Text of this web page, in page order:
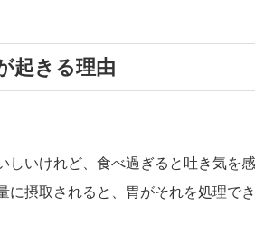
起きる理由
しいけれど、食べ過ぎると吐き気を
に摂取されると、胃がそれを処理で